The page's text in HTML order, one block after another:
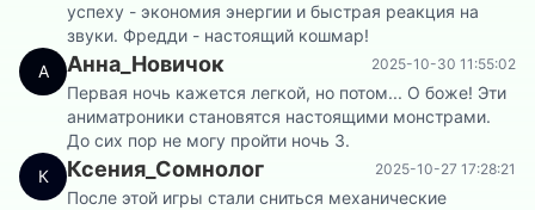
успеху - экономия энергии и быстрая реакция на
звуки. Фредди - настоящий кошмар!
А
Анна_Новичок 2025-10-30 11:55:02
Первая ночь кажется легкой, но потом... О боже! Эти
аниматроники становятся настоящими монстрами.
До сих пор не могу пройти ночь 3.
К
Ксения_Сомнолог 2025-10-27 17:28:21
После этой игры стали сниться механические